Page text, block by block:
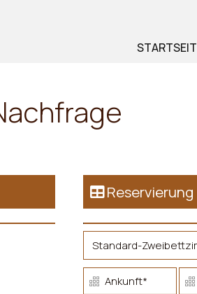
Reservierung